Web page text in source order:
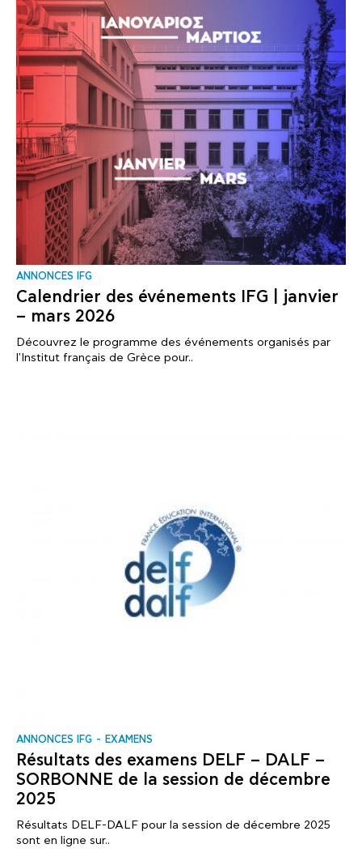
ANNONCES IFG
Calendrier des événements IFG | janvier
– mars 2026
Découvrez le programme des événements organisés par
l'Institut français de Grèce pour..
ANNONCES IFG EXAMENS
Résultats des examens DELF – DALF –
SORBONNE de la session de décembre
2025
Résultats DELF-DALF pour la session de décembre 2025
sont en ligne sur..